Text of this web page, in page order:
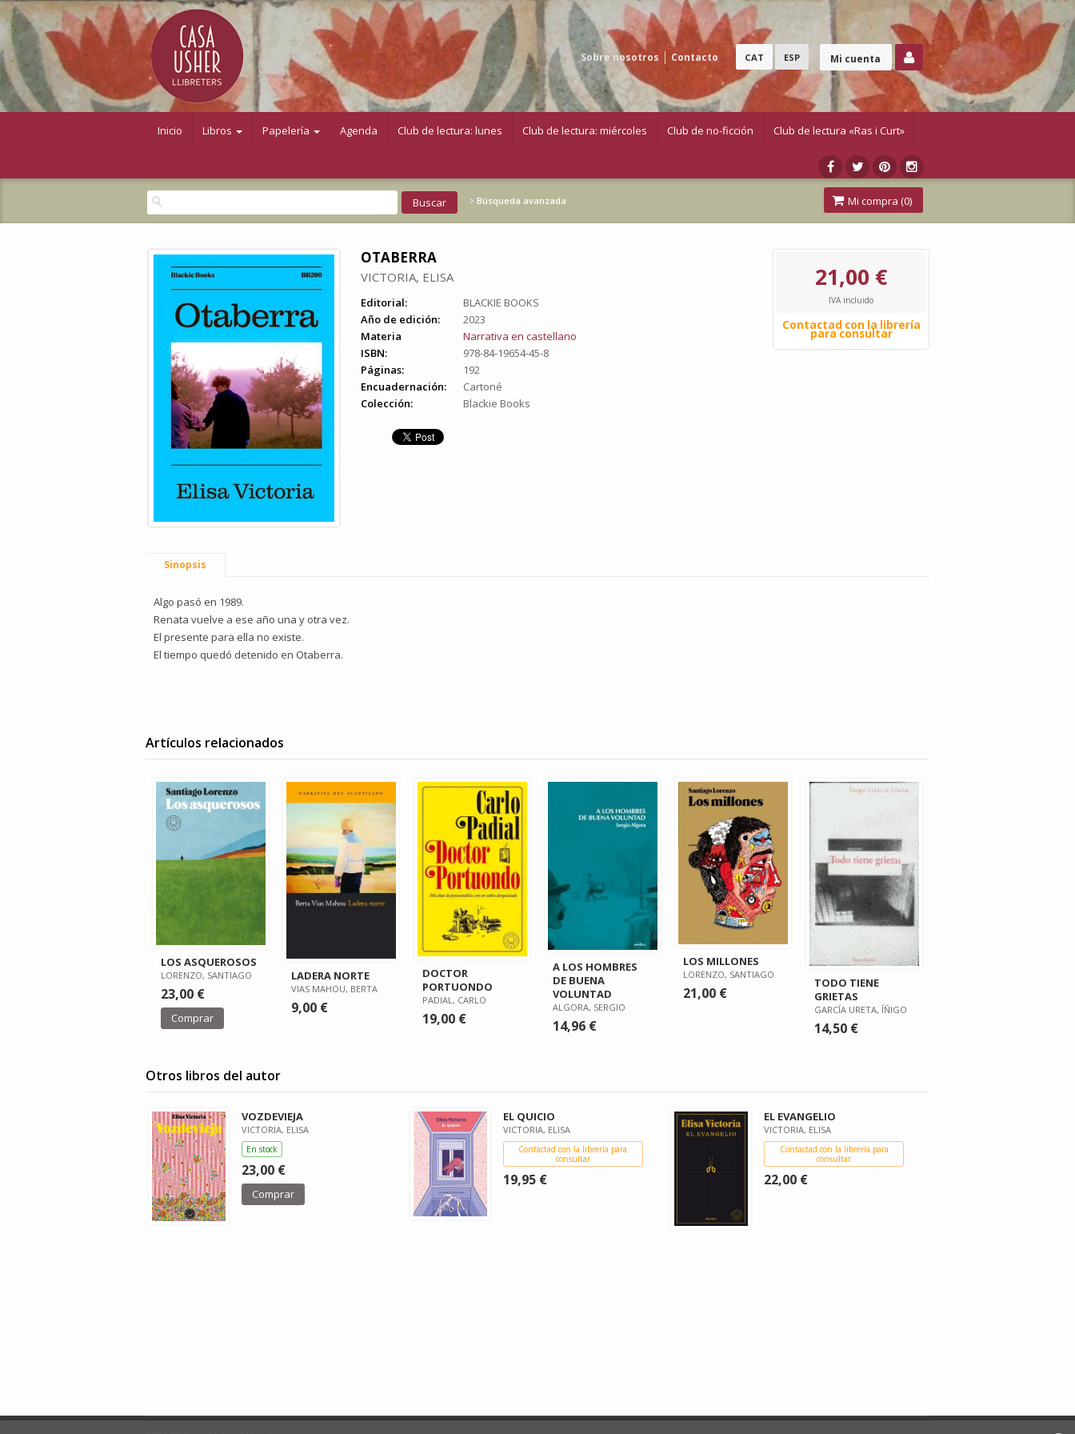
Mi cuenta
CAT ESP
Sobre nosotros Contacto
Inicio Libros Papelería Agenda Club de lectura: lunes Club de lectura: miércoles Club de no-ficción Club de lectura «Ras i Curt»
Búsqueda avanzada Mi compra (0)
OTABERRA
VICTORIA, ELISA
Editorial:
BLACKIE BOOKS
Año de edición:
2023
Materia
Narrativa en castellano
ISBN:
978-84-19654-45-8
Páginas:
192
Encuadernación:
Cartoné
Colección:
Blackie Books
21,00 €
IVA incluido
Contactad con la librería
para consultar
Sinopsis
Algo pasó en 1989.
Renata vuelve a ese año una y otra vez.
El presente para ella no existe.
El tiempo quedó detenido en Otaberra.
Artículos relacionados
LOS ASQUEROSOS
LORENZO, SANTIAGO
23,00 €
Comprar
LADERA NORTE
VIAS MAHOU, BERTA
9,00 €
DOCTOR
PORTUONDO
PADIAL, CARLO
19,00 €
A LOS HOMBRES
DE BUENA
VOLUNTAD
ALGORA, SERGIO
14,96 €
LOS MILLONES
LORENZO, SANTIAGO
21,00 €
TODO TIENE
GRIETAS
GARCÍA URETA, ÍÑIGO
14,50 €
Otros libros del autor
VOZDEVIEJA
VICTORIA, ELISA
En stock
23,00 €
Comprar
EL QUICIO
VICTORIA, ELISA
Contactad con la librería para
consultar
19,95 €
EL EVANGELIO
VICTORIA, ELISA
Contactad con la librería para
consultar
22,00 €